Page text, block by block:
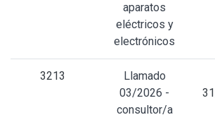
aparatos
eléctricos y
electrónicos
3213
Llamado
03/2026 -
consultor/a